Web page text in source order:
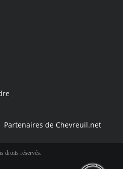
Partenaires de Chevreuil.net
droits réservés.